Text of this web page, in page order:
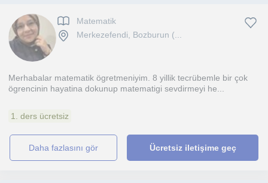
Matematik
Merkezefendi, Bozburun (...
Merhabalar matematik ögretmeniyim. 8 yillik tecrübemle bir çok
ögrencinin hayatina dokunup matematigi sevdirmeyi he...
1. ders ücretsiz
daha fazlasını gör Ücretsiz iletişime geç